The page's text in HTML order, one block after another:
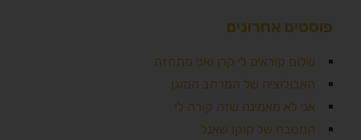
פוסטים אחרונים
שלום קוראים לי קרן ואני מתחזה
האבולוציה של המרחב המוגן
אני לא מאמינה שזה קורה לי
המטבח של קוקו שאנל